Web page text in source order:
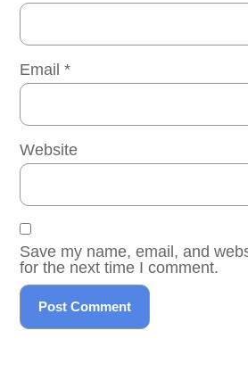
Email*
Website
Save my name, email, and
for the next time I comment.